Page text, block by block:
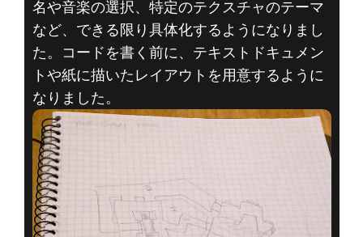
名や音楽の選択、特定のテクスチャのテーマ
など、できる限り具体化するようになりまし
た。コードを書く前に、テキストドキュメン
トや紙に描いたレイアウトを用意するように
なりました。